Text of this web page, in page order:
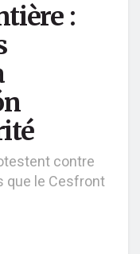
:
contre
que le Cesfront